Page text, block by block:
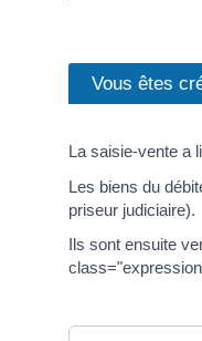
Vous êtes
La saisie-vente a
Les biens du
priseur judiciaire).
Ils sont ensuite